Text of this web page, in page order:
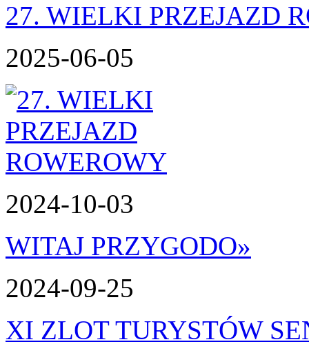
27. WIELKI PRZEJAZD
2025-06-05
2024-10-03
WITAJ PRZYGODO»
2024-09-25
XI ZLOT TURYSTÓW